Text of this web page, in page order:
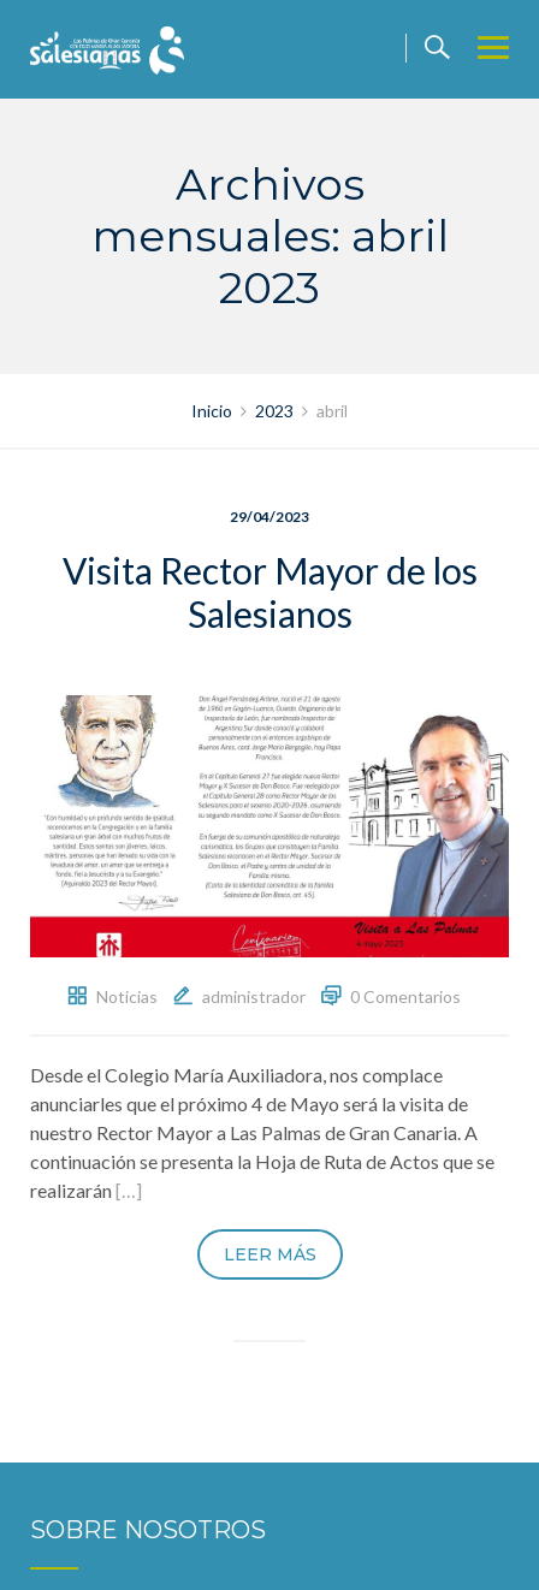
contenido
Archivos
mensuales: abril
2023
Inicio 2023 abril
29/04/2023
Visita Rector Mayor de los
Salesianos
Noticias administrador 0 Comentarios
Desde el Colegio María Auxiliadora, nos complace
anunciarles que el próximo 4 de Mayo será la visita de
nuestro Rector Mayor a Las Palmas de Gran Canaria. A
continuación se presenta la Hoja de Ruta de Actos que se
realizarán[…]
LEER MÁS
SOBRE NOSOTROS